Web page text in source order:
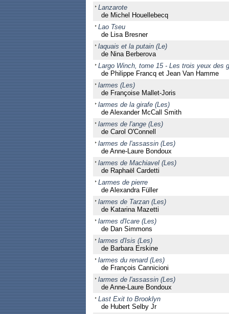
Lanzarote
de Michel Houellebecq
Lao Tseu
de Lisa Bresner
laquais et la putain (Le)
de Nina Berberova
Largo Winch, tome 15 - Les trois yeux des
de Philippe Francq et Jean Van Hamme
larmes (Les)
de Françoise Mallet-Joris
larmes de la girafe (Les)
de Alexander McCall Smith
larmes de l'ange (Les)
de Carol O'Connell
larmes de l'assassin (Les)
de Anne-Laure Bondoux
larmes de Machiavel (Les)
de Raphaël Cardetti
Larmes de pierre
de Alexandra Füller
larmes de Tarzan (Les)
de Katarina Mazetti
larmes d'Icare (Les)
de Dan Simmons
larmes d'Isis (Les)
de Barbara Erskine
larmes du renard (Les)
de François Cannicioni
larmes de l'assassin (Les)
de Anne-Laure Bondoux
Last Exit to Brooklyn
de Hubert Selby Jr